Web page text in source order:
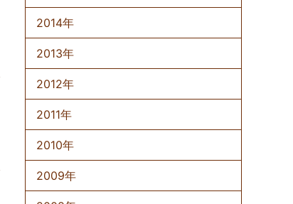
2014年
2013年
2012年
2011年
2010年
2009年